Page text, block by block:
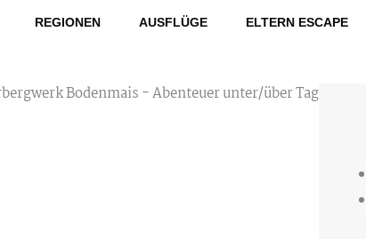
REGIONEN AUSFLÜGE ELTERN ESCAPE